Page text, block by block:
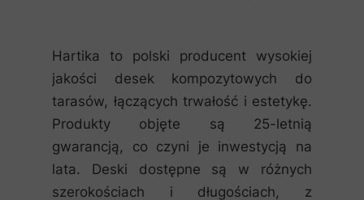
Hartika to polski producent wysokiej
jakości desek kompozytowych do
tarasów, łączących trwałość i estetykę.
Produkty objęte są 25-letnią
gwarancją, co czyni je inwestycją na
lata. Deski dostępne są w różnych
szerokościach i długościach, z